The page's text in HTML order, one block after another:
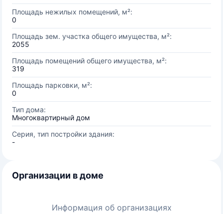
Площадь нежилых помещений, м²:
0
Площадь зем. участка общего имущества, м²:
2055
Площадь помещений общего имущества, м²:
319
Площадь парковки, м²:
0
Тип дома:
Многоквартирный дом
Серия, тип постройки здания:
-
Организации в доме
Информация об организациях